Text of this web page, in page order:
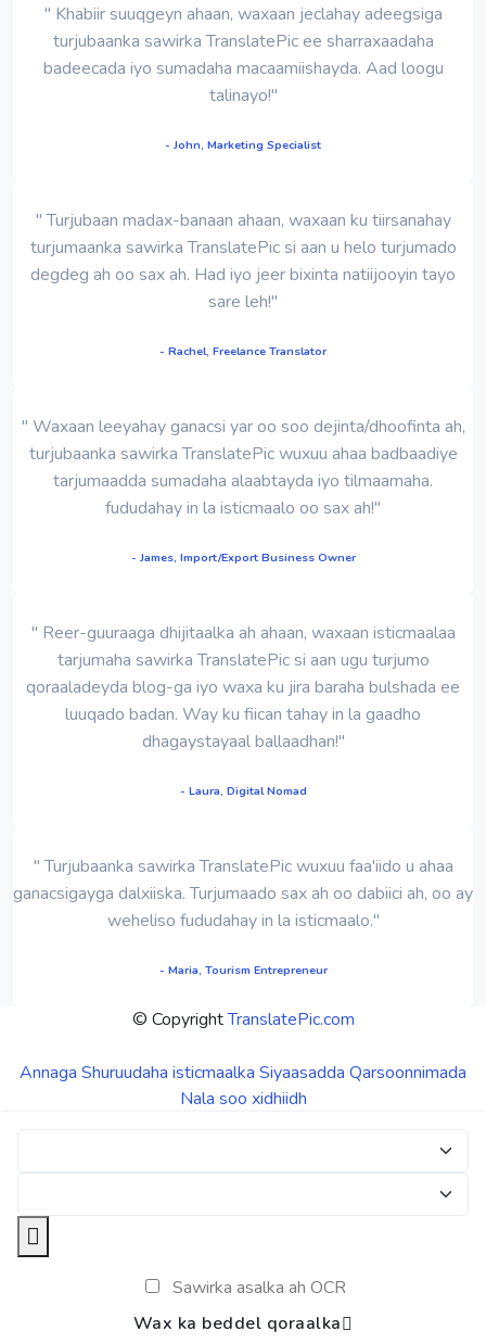
" Khabiir suuqgeyn ahaan, waxaan jeclahay adeegsiga
turjubaanka sawirka TranslatePic ee sharraxaadaha
badeecada iyo sumadaha macaamiishayda. Aad loogu
talinayo!"
- John, Marketing Specialist
" Turjubaan madax-banaan ahaan, waxaan ku tiirsanahay
turjumaanka sawirka TranslatePic si aan u helo turjumado
degdeg ah oo sax ah. Had iyo jeer bixinta natiijooyin tayo
sare leh!"
- Rachel, Freelance Translator
" Waxaan leeyahay ganacsi yar oo soo dejinta/dhoofinta ah,
turjubaanka sawirka TranslatePic wuxuu ahaa badbaadiye
tarjumaadda sumadaha alaabtayda iyo tilmaamaha.
fududahay in la isticmaalo oo sax ah!"
- James, Import/Export Business Owner
" Reer-guuraaga dhijitaalka ah ahaan, waxaan isticmaalaa
tarjumaha sawirka TranslatePic si aan ugu turjumo
qoraaladeyda blog-ga iyo waxa ku jira baraha bulshada ee
luuqado badan. Way ku fiican tahay in la gaadho
dhagaystayaal ballaadhan!"
- Laura, Digital Nomad
" Turjubaanka sawirka TranslatePic wuxuu faa'iido u ahaa
ganacsigayga dalxiiska. Turjumaado sax ah oo dabiici ah, oo ay
weheliso fududahay in la isticmaalo."
- Maria, Tourism Entrepreneur
© CopyrightTranslatePic.com
Annaga Shuruudaha isticmaalka Siyaasadda Qarsoonnimada
Nala soo xidhiidh
Sawirka asalka ah OCR
Wax ka beddel qoraalka